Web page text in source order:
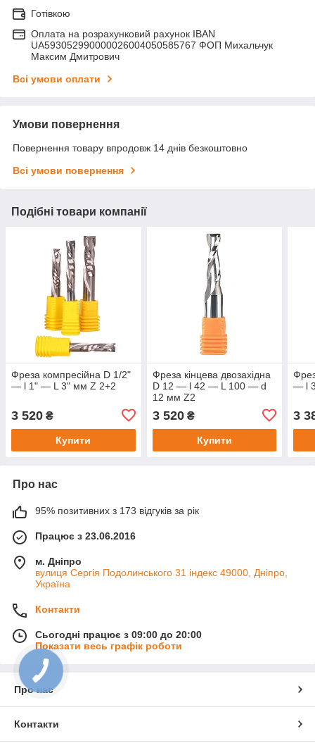
Готівкою
Оплата на розрахунковий рахунок IBAN
UA593052990000026004050585767 ФОП Михальчук
Максим Дмитрович
Всі умови оплати
Умови повернення
Повернення товару впродовж 14 днів безкоштовно
Всі умови повернення
Подібні товари компанії
Фреза компресійна D 1/2"
— l 1" — L 3" мм Z 2+2
3 520 ₴
Купити
Фреза кінцева двозахідна
D 12 — l 42 — L 100 — d
12 мм Z2
3 520₴
Купити
— l
3
Про нас
95% позитивних з 173 відгуків за рік
Працює з 23.06.2016
м. Дніпро
вулиця Сергія Подолинського 31 індекс 49000, Дніпро,
Україна
Контакти
Сьогодні працює з 09:00 до 20:00
Показати весь графік роботи
Про нас
Контакти